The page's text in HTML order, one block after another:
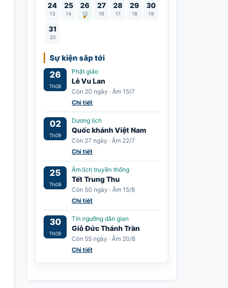
24
13
25
14
26
15
Lễ Vu Lan
27
16
28
17
29
18
30
19
31
20
Sự kiện sắp tới
26
Th08
Phật giáo
Lễ Vu Lan
Còn 20 ngày · Âm 15/7
Chi tiết
02
Th09
Dương lịch
Quốc khánh Việt Nam
Còn 27 ngày · Âm 22/7
Chi tiết
25
Th09
Âm lịch truyền thống
Tết Trung Thu
Còn 50 ngày · Âm 15/8
Chi tiết
30
Th09
Tín ngưỡng dân gian
Giỗ Đức Thánh Trần
Còn 55 ngày · Âm 20/8
Chi tiết